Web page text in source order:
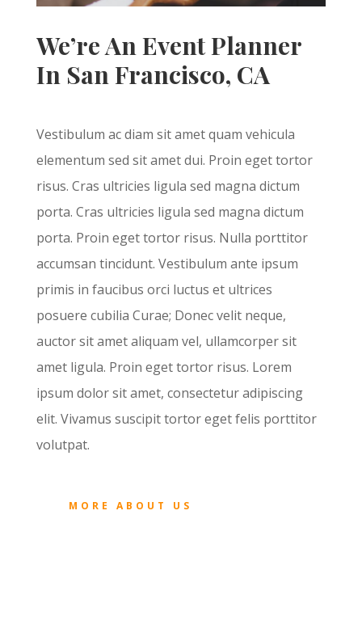
We’re An Event Planner
In San Francisco, CA
Vestibulum ac diam sit amet quam vehicula
elementum sed sit amet dui. Proin eget tortor
risus. Cras ultricies ligula sed magna dictum
porta. Cras ultricies ligula sed magna dictum
porta. Proin eget tortor risus. Nulla porttitor
accumsan tincidunt. Vestibulum ante ipsum
primis in faucibus orci luctus et ultrices
posuere cubilia Curae; Donec velit neque,
auctor sit amet aliquam vel, ullamcorper sit
amet ligula. Proin eget tortor risus. Lorem
ipsum dolor sit amet, consectetur adipiscing
elit. Vivamus suscipit tortor eget felis porttitor
volutpat.
MORE ABOUT US